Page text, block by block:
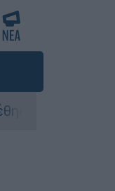
πυρομαχικά